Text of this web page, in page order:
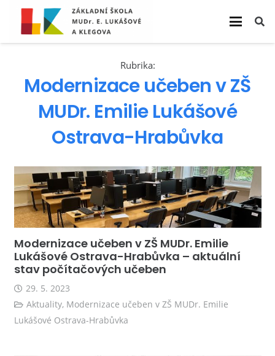
Rubrika:
Modernizace učeben v ZŠ
MUDr. Emilie Lukášové
Ostrava-Hrabůvka
Modernizace učeben v ZŠ MUDr. Emilie
Lukášové Ostrava-Hrabůvka – aktuální
stav počítačových učeben
29. 5. 2023
Aktuality, Modernizace učeben v ZŠ MUDr. Emilie
Lukášové Ostrava-Hrabůvka